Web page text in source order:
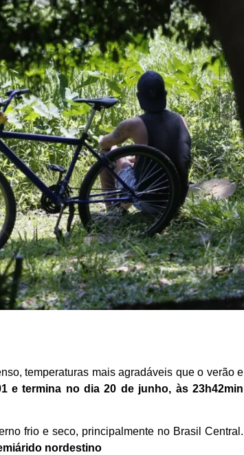
temperaturas mais agradáveis que o verão e
e termina no dia 20 de junho, às 23h42min
frio e seco, principalmente no Brasil Central.
nordestino